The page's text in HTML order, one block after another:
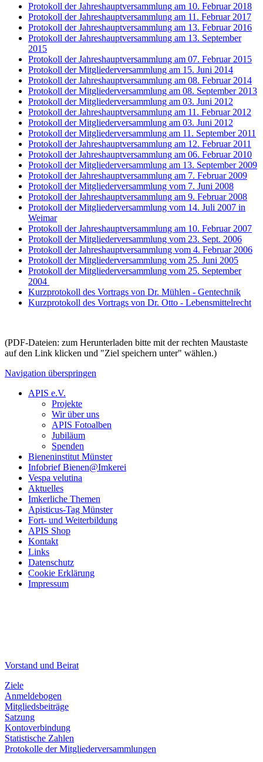
Protokoll der Jahreshauptversammlung am 10. Februar 2018
Protokoll der Jahreshauptversammlung am 11. Februar 2017
Protokoll der Jahreshauptversammlung am 13. Februar 2016
Protokoll der Jahreshauptversammlung am 13. September
2015
Protokoll der Jahreshauptversammlung am 07. Februar 2015
Protokoll der Mitgliederversammlung am 15. Juni 2014
Protokoll der Jahreshauptversammlung am 08. Februar 2014
Protokoll der Mitgliederversammlung am 08. September 2013
Protokoll der Mitgliederversammlung am 03. Juni 2012
Protokoll der Jahreshauptversammlung am 11. Februar 2012
Protokoll der Mitgliederversammlung am 03. Juni 2012
Protokoll der Mitgliederversammlung am 11. September 2011
Protokoll der Jahreshauptversammlung am 12. Februar 2011
Protokoll der Jahreshauptversammlung am 06. Februar 2010
Protokoll der Mitgliederversammlung am 13. September 2009
Protokoll der Jahreshauptversammlung am 7. Februar 2009
Protokoll der Mitgliederversammlung vom 7. Juni 2008
Protokoll der Jahreshauptversammlung am 9. Februar 2008
Protokoll der Mitgliederversammlung vom 14. Juli 2007 in
Weimar
Protokoll der Jahreshauptversammlung am 10. Februar 2007
Protokoll der Mitgliederversammlung vom 23. Sept. 2006
Protokoll der Jahreshauptversammlung vom 4. Februar 2006
Protokoll der Mitgliederversammlung vom 25. Juni 2005
Protokoll der Mitgliederversammlung vom 25. September
2004
Kurzprotokoll des Vortrags von Dr. Mühlen - Gentechnik
Kurzprotokoll des Vortrags von Dr. Otto - Lebensmittelrecht
(PDF-Dateien: zum Herunterladen bitte mit der rechten Maustaste
auf den Link klicken und "Ziel speichern unter" wählen.)
Navigation überspringen
APIS e.V.
Projekte
Wir über uns
APIS Fotoalben
Jubiläum
Spenden
Bieneninstitut Münster
Infobrief Bienen@Imkerei
Vespa velutina
Aktuelles
Imkerliche Themen
Apisticus-Tag Münster
Fort- und Weiterbildung
APIS Shop
Kontakt
Links
Datenschutz
Cookie Erklärung
Impressum
Vorstand und Beirat
Ziele
Anmeldebogen
Mitgliedsbeiträge
Satzung
Kontoverbindung
Statistische Zahlen
Protokolle der Mitgliederversammlungen